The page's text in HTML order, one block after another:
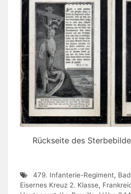
Rückseite des
479. Infanterie-Regiment,
Eisernes Kreuz 2. Klasse,